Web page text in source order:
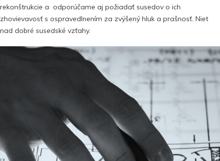
rekonštrukcie a odporúčame aj požiadať susedov o ich
zhovievavosť s ospravedlnením za zvýšený hluk a prašnosť. Niet
nad dobré susedské vzťahy.